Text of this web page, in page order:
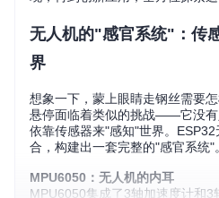
无人机的"感官系统"：传
界
想象一下，蒙上眼睛走钢丝需要
悬停面临着类似的挑战——它没有
依靠传感器来"感知"世界。
合，构建出一套完整的"感官系统"。
MPU6050：无人机的内耳
MPU6050集成了3轴加速度计和3